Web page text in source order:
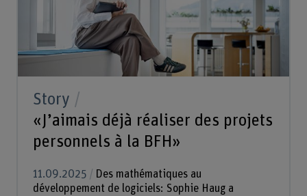
Story
«J’aimais déjà réaliser des projets
personnels à la BFH»
11.09.2025
Des mathématiques au
développement de logiciels: Sophie Haug a